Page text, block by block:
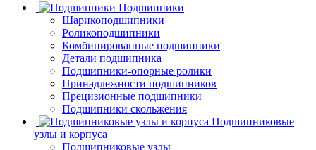
Подшипники
Шарикоподшипники
Роликоподшипники
Комбинированные подшипники
Детали подшипника
Подшипники-опорные ролики
Принадлежности подшипников
Прецизионные подшипники
Подшипники скольжения
Подшипниковые
узлы и корпуса
Подшипниковые узлы